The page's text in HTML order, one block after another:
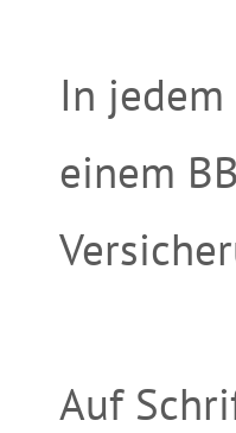
In
einem
Auf